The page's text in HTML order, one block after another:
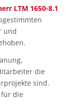
LTM 1650-8.1
und
die
sind.
die